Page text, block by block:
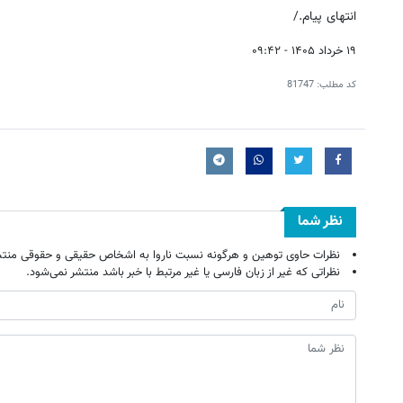
انتهای پیام./
۱۹ خرداد ۱۴۰۵ - ۰۹:۴۲
کد مطلب: 81747
نظر شما
نظرات حاوی توهین و هرگونه نسبت ناروا به اشخاص حقیقی و حقوقی
نظراتی که غیر از زبان فارسی یا غیر مرتبط با خبر باشد منتشر نمی‌شود.